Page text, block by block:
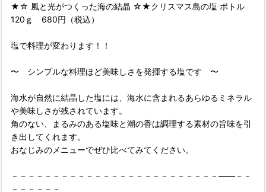
★☆ 風と光がつくった海の結晶 ☆★クリスマス島の塩 ボトル
120ｇ 680円（税込）
塩で料理が変わります！！
〜 シンプルな料理ほど美味しさを発揮する塩です 〜
海水が自然に結晶した塩には、海水に含まれるあらゆるミネラル
や美味しさが残されています。
角のない、まるみのある塩味と潮の香は調理する素材の旨味を引
き出してくれます。
おなじみのメニューでぜひ比べてみてください。
－－－－－－－－－－－－－－－－－－－－－－－－－――－－
－－－－－－